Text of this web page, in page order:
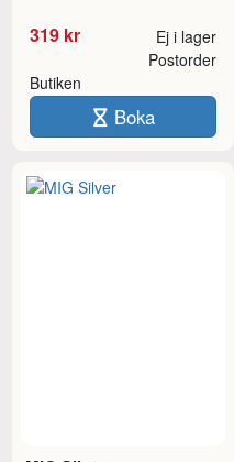
319 kr Ej i lager
Butiken
Postorder
Boka